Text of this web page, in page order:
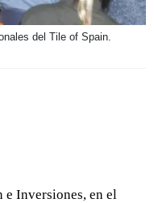
del Tile of Spain.
e Inversiones, en el